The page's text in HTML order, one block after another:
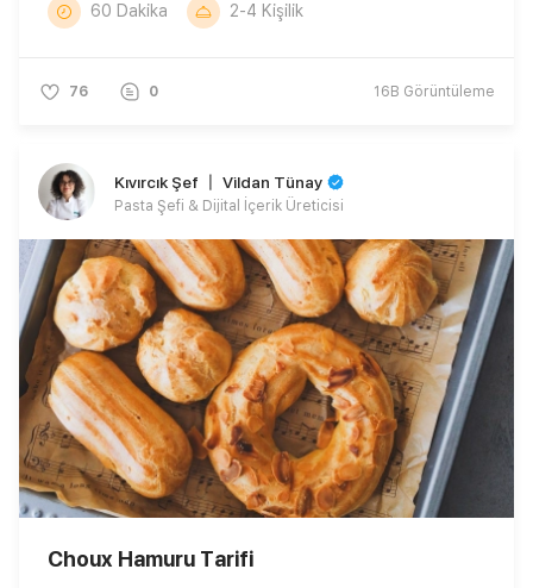
60 Dakika 2-4 Kişilik
76 0 16B Görüntüleme
Kıvırcık Şef 〡 Vildan Tünay
Pasta Şefi & Dijital İçerik Üreticisi
Choux Hamuru Tarifi